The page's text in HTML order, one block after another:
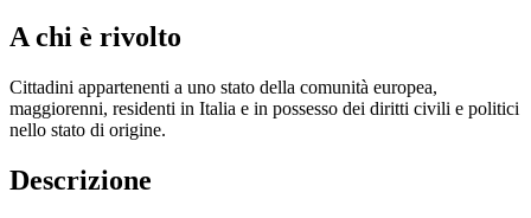
A chi è rivolto
Cittadini appartenenti a uno stato della comunità europea,
maggiorenni, residenti in Italia e in possesso dei diritti civili e politici
nello stato di origine.
Descrizione